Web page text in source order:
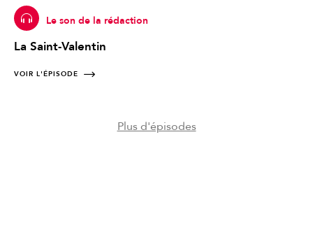
Le son de la rédaction
La Saint-Valentin
VOIR L'ÉPISODE
Plus d'épisodes